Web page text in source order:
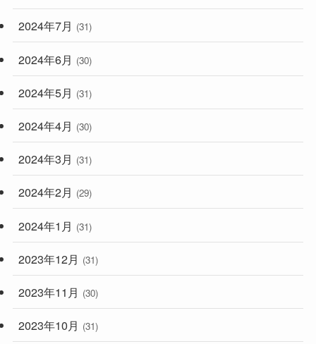
2024年7月 (31)
2024年6月 (30)
2024年5月 (31)
2024年4月 (30)
2024年3月 (31)
2024年2月 (29)
2024年1月 (31)
2023年12月 (31)
2023年11月 (30)
2023年10月 (31)